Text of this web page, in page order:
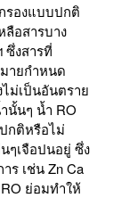
รองแบบปกติ
ลือสารบาง
ซึ่งสารที่
ายกำหนด
ม่เป็นอันตราย
นั้นๆ น้ำ RO
กติหรือไม่
ๆเจือปนอยู่ ซึ่ง
ร เช่น Zn Ca
ย่อมทำให้